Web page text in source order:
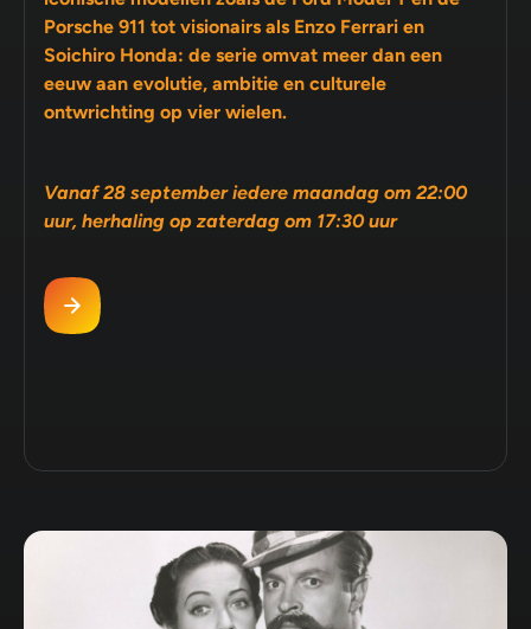
Porsche 911 tot visionairs als Enzo Ferrari en
Soichiro Honda: de serie omvat meer dan een
eeuw aan evolutie, ambitie en culturele
ontwrichting op vier wielen.
Vanaf 28 september iedere maandag om 22:00
uur, herhaling op zaterdag om 17:30 uur